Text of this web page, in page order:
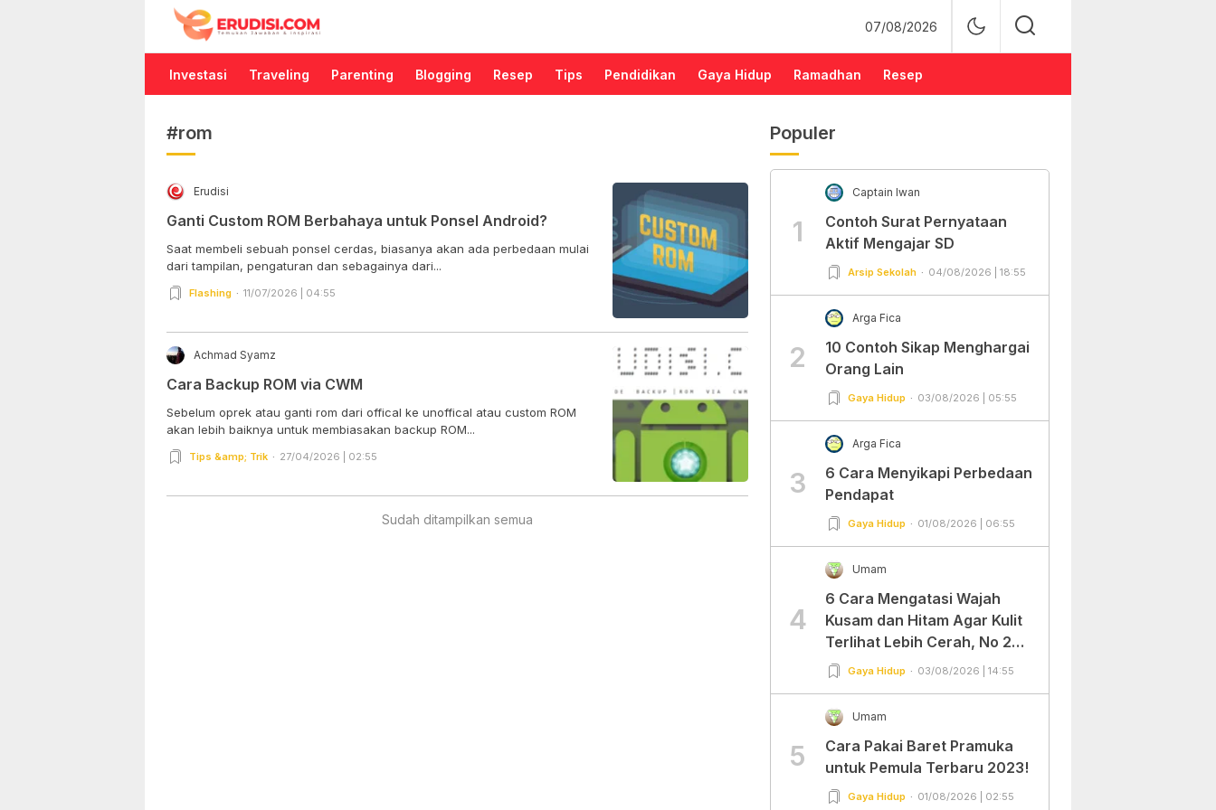
Erudisi
Temukan Jawaban dan Inspirasi
07/08/2026
Investasi Traveling Parenting Blogging Resep Tips Pendidikan Gaya Hidup Ramadhan Resep
#rom
Erudisi
Ganti Custom ROM Berbahaya untuk Ponsel Android?
Saat membeli sebuah ponsel cerdas, biasanya akan ada perbedaan mulai
dari tampilan, pengaturan dan sebagainya dari...
Flashing 11/07/2026 | 04:55
Achmad Syamz
Cara Backup ROM via CWM
Sebelum oprek atau ganti rom dari offical ke unoffical atau custom ROM
akan lebih baiknya untuk membiasakan backup ROM...
Tips &amp; Trik 27/04/2026 | 02:55
Sudah ditampilkan semua
Populer
1
Captain Iwan
Contoh Surat Pernyataan
Aktif Mengajar SD
Arsip Sekolah 04/08/2026 | 18:55
2
Arga Fica
10 Contoh Sikap Menghargai
Orang Lain
Gaya Hidup 03/08/2026 | 05:55
3
Arga Fica
6 Cara Menyikapi Perbedaan
Pendapat
Gaya Hidup 01/08/2026 | 06:55
4
Umam
6 Cara Mengatasi Wajah
Kusam dan Hitam Agar Kulit
Terlihat Lebih Cerah, No 2
Gampang Banget dan Mudah
Gaya Hidup 03/08/2026 | 14:55
5
Umam
Cara Pakai Baret Pramuka
untuk Pemula Terbaru 2023!
Gaya Hidup 01/08/2026 | 02:55